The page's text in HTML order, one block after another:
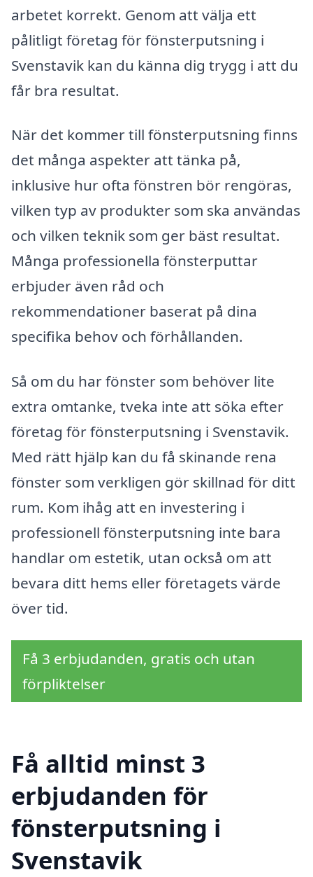
arbetet korrekt. Genom att välja ett
pålitligt företag för fönsterputsning i
Svenstavik kan du känna dig trygg i att du
får bra resultat.
När det kommer till fönsterputsning finns
det många aspekter att tänka på,
inklusive hur ofta fönstren bör rengöras,
vilken typ av produkter som ska användas
och vilken teknik som ger bäst resultat.
Många professionella fönsterputtar
erbjuder även råd och
rekommendationer baserat på dina
specifika behov och förhållanden.
Så om du har fönster som behöver lite
extra omtanke, tveka inte att söka efter
företag för fönsterputsning i Svenstavik.
Med rätt hjälp kan du få skinande rena
fönster som verkligen gör skillnad för ditt
rum. Kom ihåg att en investering i
professionell fönsterputsning inte bara
handlar om estetik, utan också om att
bevara ditt hems eller företagets värde
över tid.
Få 3 erbjudanden, gratis och utan
förpliktelser
Få alltid minst 3
erbjudanden för
fönsterputsning i
Svenstavik